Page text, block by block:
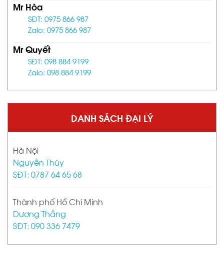
Mr Hòa
SĐT: 0975 866 987
Zalo: 0975 866 987
Mr Quyết
SĐT: 098 884 9199
Zalo: 098 884 9199
DANH SÁCH ĐẠI LÝ
Hà Nội
Nguyễn Thúy
SĐT: 0787 64 65 68
Thành phố Hồ Chí Minh
Dương Thắng
SĐT: 090 336 7479